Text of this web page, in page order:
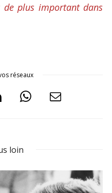
de plus important dans
réseaux
loin